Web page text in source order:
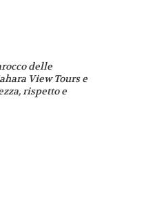
delle
View Tours e
rispetto e